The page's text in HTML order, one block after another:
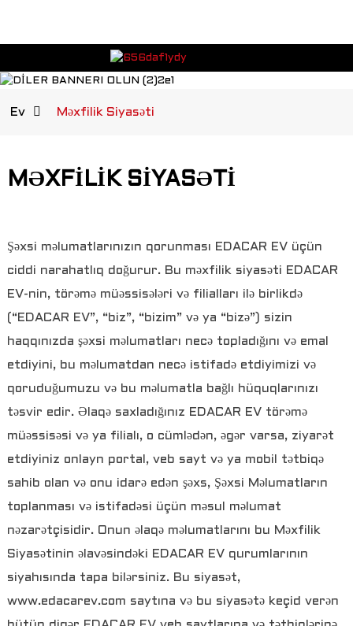
Ev Məxfilik Siyasəti
MƏXFİLİK SİYASƏTİ
Şəxsi məlumatlarınızın qorunması EDACAR EV üçün
ciddi narahatlıq doğurur. Bu məxfilik siyasəti EDACAR
EV-nin, törəmə müəssisələri və filialları ilə birlikdə
(“EDACAR EV”, “biz”, “bizim” və ya “bizə”) sizin
haqqınızda şəxsi məlumatları necə topladığını və emal
etdiyini, bu məlumatdan necə istifadə etdiyimizi və
qoruduğumuzu və bu məlumatla bağlı hüquqlarınızı
təsvir edir. Əlaqə saxladığınız EDACAR EV törəmə
müəssisəsi və ya filialı, o cümlədən, əgər varsa, ziyarət
etdiyiniz onlayn portal, veb sayt və ya mobil tətbiqə
sahib olan və onu idarə edən şəxs, Şəxsi Məlumatların
toplanması və istifadəsi üçün məsul məlumat
nəzarətçisidir. Onun əlaqə məlumatlarını bu Məxfilik
Siyasətinin əlavəsindəki EDACAR EV qurumlarının
siyahısında tapa bilərsiniz. Bu siyasət,
www.edacarev.com saytına və bu siyasətə keçid verən